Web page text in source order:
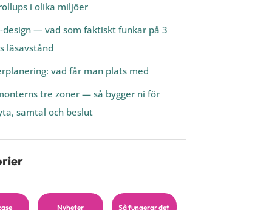
i olika miljöer
design — vad som faktiskt funkar på 3
läsavstånd
vad får man plats med
tre zoner — så bygger ni för
samtal och beslut
Nyheter Så fungerar det